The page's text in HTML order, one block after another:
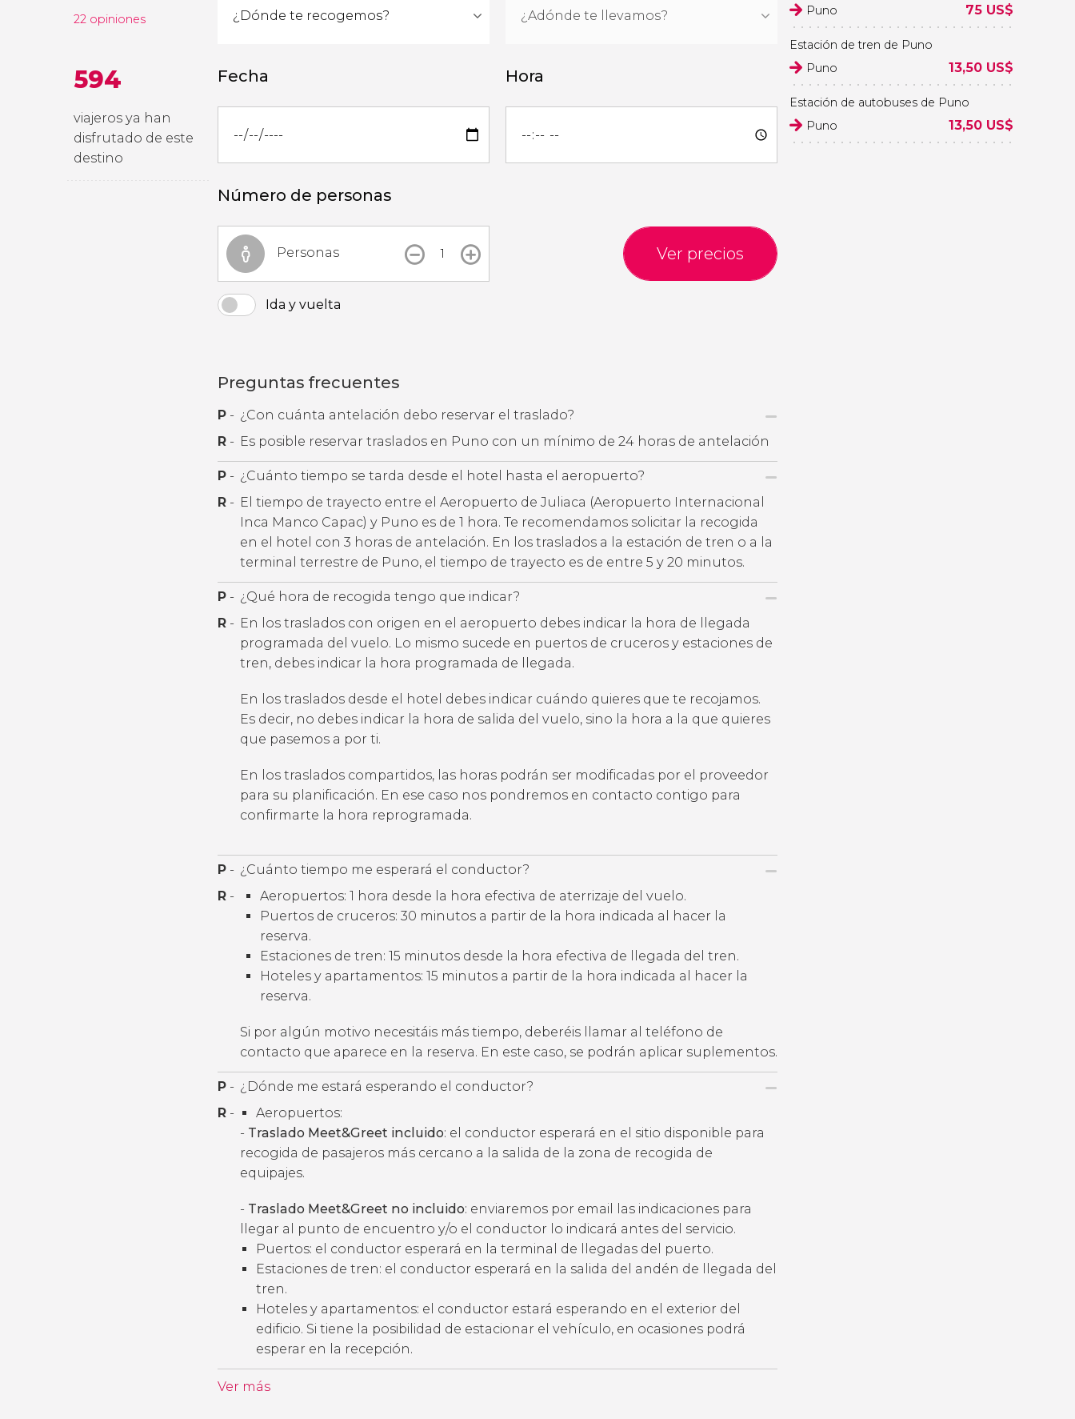
22 opiniones
594
viajeros ya han
disfrutado de este
destino
Fecha Hora
Número de personas
Personas Ver precios
Ida y vuelta
Preguntas frecuentes
P - ¿Con cuánta antelación debo reservar el traslado?
R - Es posible reservar traslados en Puno con un mínimo de 24 horas de antelación
P - ¿Cuánto tiempo se tarda desde el hotel hasta el aeropuerto?
R - El tiempo de trayecto entre el Aeropuerto de Juliaca (Aeropuerto Internacional
Inca Manco Capac) y Puno es de 1 hora. Te recomendamos solicitar la recogida
en el hotel con 3 horas de antelación. En los traslados a la estación de tren o a la
terminal terrestre de Puno, el tiempo de trayecto es de entre 5 y 20 minutos.
P - ¿Qué hora de recogida tengo que indicar?
R - En los traslados con origen en el aeropuerto debes indicar la hora de llegada
programada del vuelo. Lo mismo sucede en puertos de cruceros y estaciones de
tren, debes indicar la hora programada de llegada.
En los traslados desde el hotel debes indicar cuándo quieres que te recojamos.
Es decir, no debes indicar la hora de salida del vuelo, sino la hora a la que quieres
que pasemos a por ti.
En los traslados compartidos, las horas podrán ser modificadas por el proveedor
para su planificación. En ese caso nos pondremos en contacto contigo para
confirmarte la hora reprogramada.
P - ¿Cuánto tiempo me esperará el conductor?
R -
Aeropuertos: 1 hora desde la hora efectiva de aterrizaje del vuelo.
Puertos de cruceros: 30 minutos a partir de la hora indicada al hacer la
reserva.
Estaciones de tren: 15 minutos desde la hora efectiva de llegada del tren.
Hoteles y apartamentos: 15 minutos a partir de la hora indicada al hacer la
reserva.
Si por algún motivo necesitáis más tiempo, deberéis llamar al teléfono de
contacto que aparece en la reserva. En este caso, se podrán aplicar suplementos.
P - ¿Dónde me estará esperando el conductor?
R -
Aeropuertos:
- Traslado Meet&Greet incluido: el conductor esperará en el sitio disponible para
recogida de pasajeros más cercano a la salida de la zona de recogida de
equipajes.
- Traslado Meet&Greet no incluido: enviaremos por email las indicaciones para
llegar al punto de encuentro y/o el conductor lo indicará antes del servicio.
Puertos: el conductor esperará en la terminal de llegadas del puerto.
Estaciones de tren: el conductor esperará en la salida del andén de llegada del
tren.
Hoteles y apartamentos: el conductor estará esperando en el exterior del
edificio. Si tiene la posibilidad de estacionar el vehículo, en ocasiones podrá
esperar en la recepción.
Ver más
Puno
75 US$
Estación de tren de Puno
Puno
13,50 US$
Estación de autobuses de Puno
Puno
13,50 US$